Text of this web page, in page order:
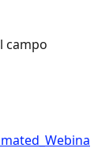
campo